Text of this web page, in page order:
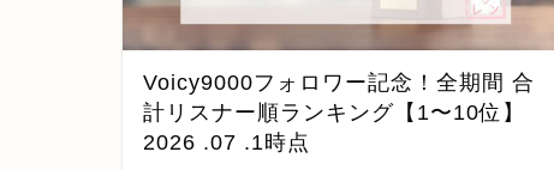
Voicy9000フォロワー記念！全期間 合
計リスナー順ランキング【1〜10位】
2026 .07 .1時点